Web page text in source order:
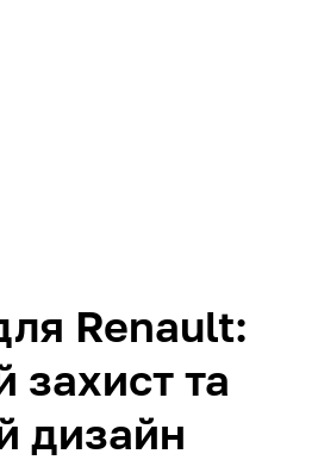
Renault:
захист та
дизайн